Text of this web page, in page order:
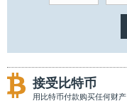
接受比特币
用比特币付款购买任何财产